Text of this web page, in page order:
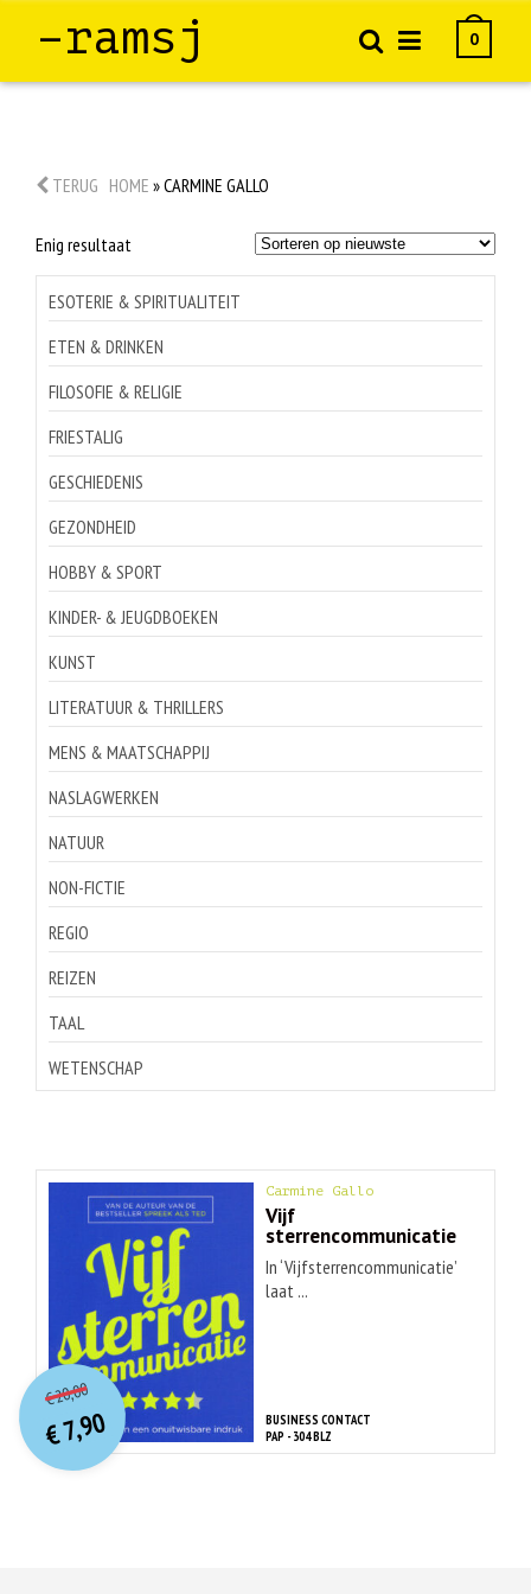
–ramsj 0
TERUG HOME »CARMINE GALLO
Enig resultaat
ESOTERIE & SPIRITUALITEIT
ETEN & DRINKEN
FILOSOFIE & RELIGIE
FRIESTALIG
GESCHIEDENIS
GEZONDHEID
HOBBY & SPORT
KINDER- & JEUGDBOEKEN
KUNST
LITERATUUR & THRILLERS
MENS & MAATSCHAPPIJ
NASLAGWERKEN
NATUUR
NON-FICTIE
REGIO
REIZEN
TAAL
WETENSCHAP
Carmine Gallo
Vijf
sterrencommunicatie
In ‘Vijfsterrencommunicatie’
laat ...
BUSINESS CONTACT
PAP - 304 BLZ
€20,00O
orspr
onkelijke
prijs
was:
€ 20,00.
€7,90
Huidige
prijs
is:
€ 7,90.